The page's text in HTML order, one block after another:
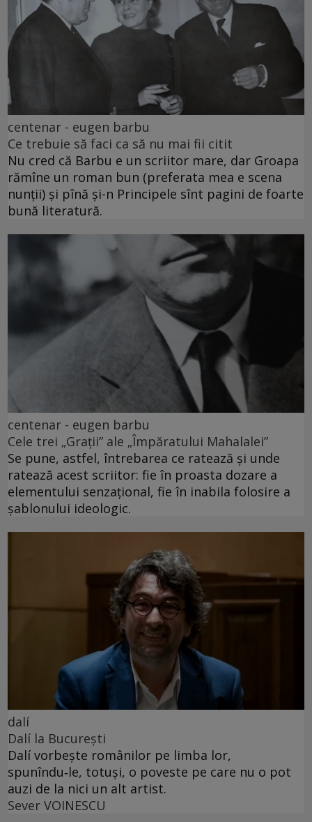
centenar - eugen barbu
Ce trebuie să faci ca să nu mai fii citit
Nu cred că Barbu e un scriitor mare, dar Groapa
rămîne un roman bun (preferata mea e scena
nunții) și pînă și-n Principele sînt pagini de foarte
bună literatură.
centenar - eugen barbu
Cele trei „Grații” ale „Împăratului Mahalalei”
Se pune, astfel, întrebarea ce ratează și unde
ratează acest scriitor: fie în proasta dozare a
elementului senzațional, fie în inabila folosire a
șablonului ideologic.
dalí
Dalí la București
Dalí vorbește românilor pe limba lor,
spunîndu‑le, totuși, o poveste pe care nu o pot
auzi de la nici un alt artist.
Sever VOINESCU